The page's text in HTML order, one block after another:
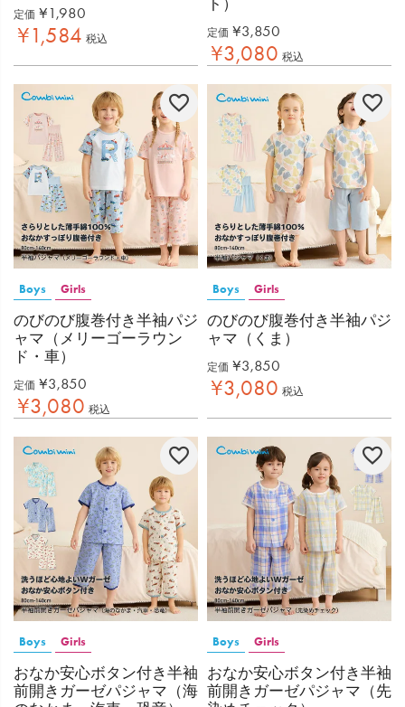
定価 ¥ 1,980
¥1,584 税込 定価 ¥3,850
¥3,080 税込
Boys Girls
のびのび腹巻付き半袖パジ
ャマ（メリーゴーラウン
ド・車）
定価 ¥3,850
¥3,080 税込
Boys Girls
のびのび腹巻付き半袖パジ
ャマ（くま）
定価 ¥3,850
¥3,080 税込
Boys Girls
おなか安心ボタン付き半袖
前開きガーゼパジャマ（海
Boys Girls
おなか安心ボタン付き半袖
前開きガーゼパジャマ（先